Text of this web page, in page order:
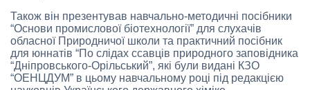
Також він презентував навчально-методичні посібники
“Основи промислової біотехнології” для слухачів
обласної Природничої школи та практичний посібник
для юннатів “По слідах ссавців природного заповідника
“Дніпровського-Орільський”, які були видані КЗО
“ОЕНЦДУМ” в цьому навчальному році під редакцією